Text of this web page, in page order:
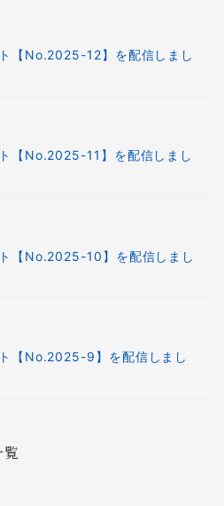
【No.2025-12】を配信しまし
【No.2025-11】を配信しまし
【No.2025-10】を配信しまし
【No.2025-9】を配信しまし